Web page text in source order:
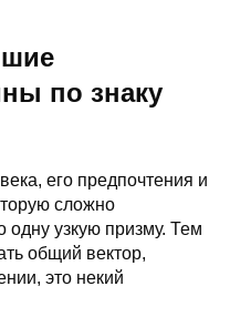
по знаку
его предпочтения и
сложно
одну узкую призму. Тем
общий вектор,
это некий